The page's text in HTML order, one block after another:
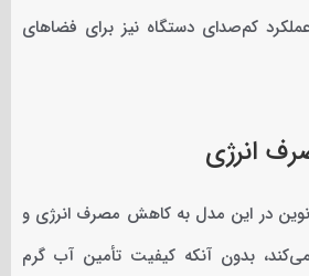
کم‌صدای دستگاه نیز برای فضاهای
انرژی
نوین در این مدل به کاهش مصرف انرژی و
بدون آنکه کیفیت تأمین آب گرم